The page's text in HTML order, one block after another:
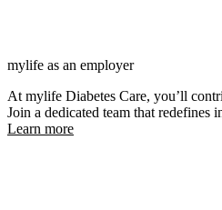
mylife as an employer
At mylife Diabetes Care, you’ll
Join a dedicated team that redefines
Learn more